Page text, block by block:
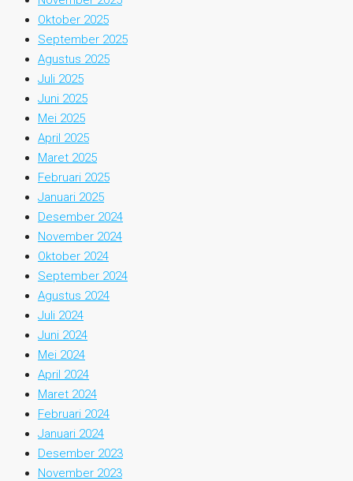
Oktober 2025
September 2025
Agustus 2025
Juli 2025
Juni 2025
Mei 2025
April 2025
Maret 2025
Februari 2025
Januari 2025
Desember 2024
November 2024
Oktober 2024
September 2024
Agustus 2024
Juli 2024
Juni 2024
Mei 2024
April 2024
Maret 2024
Februari 2024
Januari 2024
Desember 2023
November 2023